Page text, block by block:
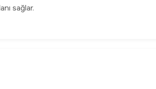
sağlar.